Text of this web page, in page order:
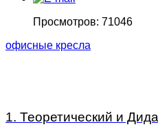
Просмотров: 71046
офисные кресла
1. Теоретический и